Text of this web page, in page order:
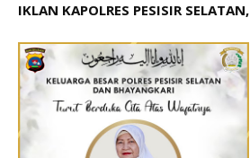
IKLAN KAPOLRES PESISIR SELATAN,